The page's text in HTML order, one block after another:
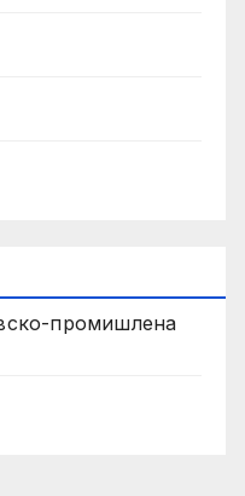
промишлена